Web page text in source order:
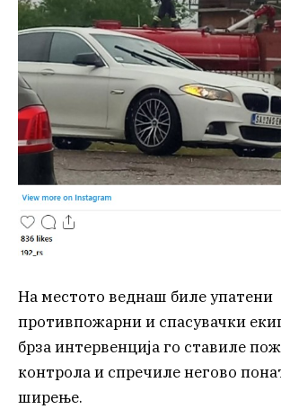
На местото веднаш биле упатени
противпожарни и спасувачки
брза интервенција го ставиле
контрола и спречиле негово
ширење.